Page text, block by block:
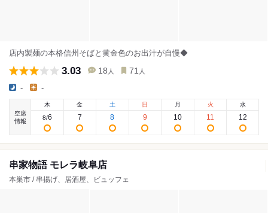
店内製麺の本格信州そばと黄金色のお出汁が自慢◆
3.03 18 人 71 人
- -
空席
情報
木
8/6
金
7
土
8
日
9
月
10
火
11
水
12
串家物語 モレラ岐阜店
本巣市 / 串揚げ、居酒屋、ビュッフェ